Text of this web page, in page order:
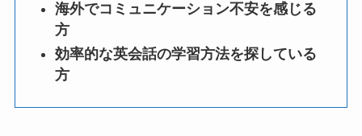
海外でコミュニケーション不安を感じる
方
効率的な英会話の学習方法を探している
方